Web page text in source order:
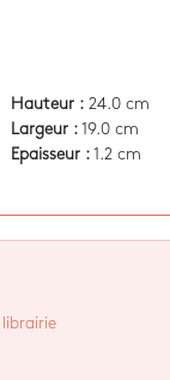
Hauteur :24.0 cm
Largeur :19.0 cm
Epaisseur :1.2 cm